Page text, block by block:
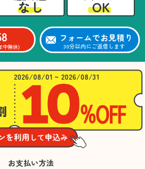
なし OK
中無休)
フォームでお見積り
30分以内にご返信します
2026/08/01 ~ 2026/08/31
お支払い方法